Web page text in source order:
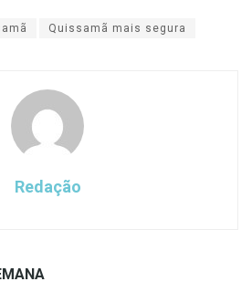
Quissamã mais segura
Redação